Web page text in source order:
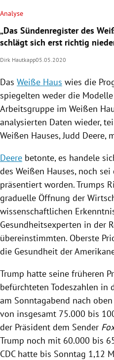
Analyse
„Das Sündenregister des
schlägt sich erst richtig
Dirk Hautkapp05.05.2020
Das Weiße Haus wies die
spiegelten weder die
Arbeitsgruppe im Weißen
analysierten Daten wieder,
Weißen Hauses,Judd Deere,
Deere betonte, es handele
des Weißen Hauses, noch
präsentiert worden.Trumps
graduelle Öffnung der
wissenschaftlichen
Gesundheitsexperten in der
übereinstimmten. Oberste
die Gesundheit der
Trump hatte seine früheren
befürchteten Todeszahlen in
am Sonntagabend nach
von insgesamt 75.000 bis
der Präsident dem Sender
Trump noch mit 60.000 bis
CDChatte bis Sonntag 1,12